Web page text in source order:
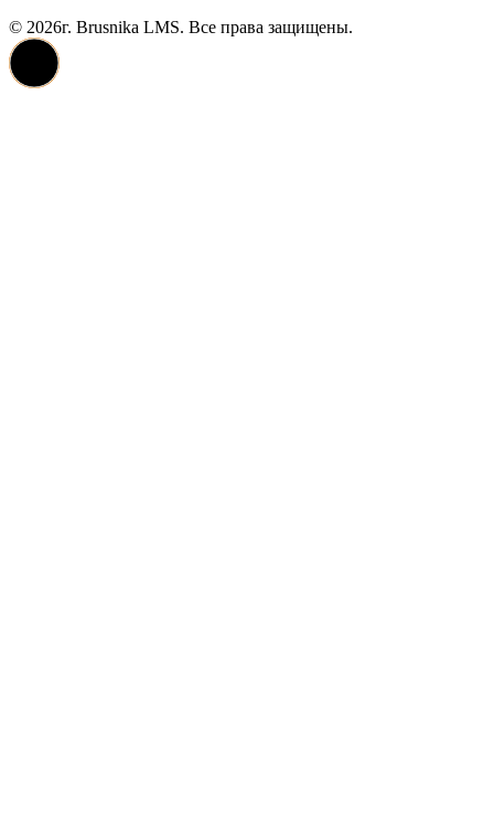
© 2026г. Brusnika LMS. Все права защищены.